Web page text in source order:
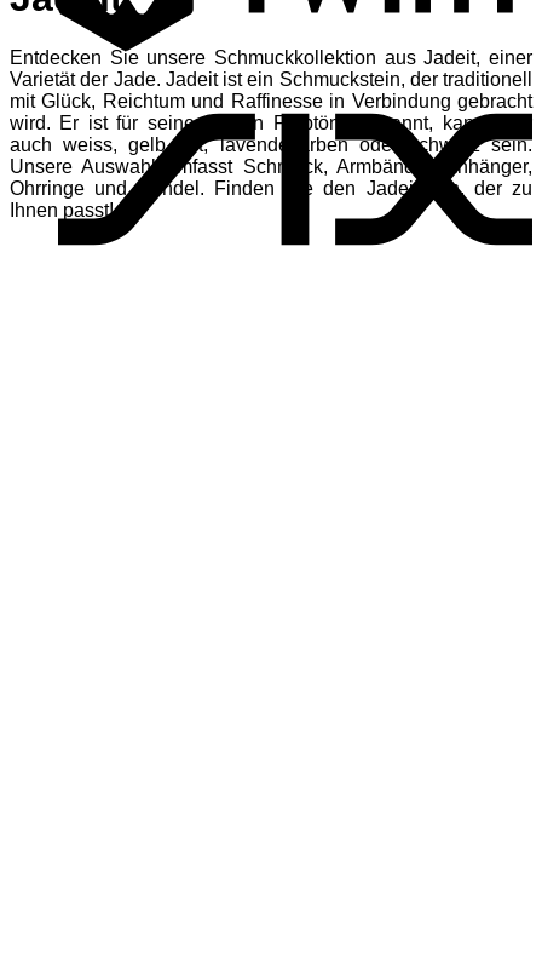
Entdecken Sie unsere Schmuckkollektion aus Jadeit, einer
Varietät der Jade. Jadeit ist ein Schmuckstein, der traditionell
mit Glück, Reichtum und Raffinesse in Verbindung gebracht
wird. Er ist für seine grünen Farbtöne bekannt, kann aber
auch weiss, gelb, rot, lavendelfarben oder schwarz sein.
Unsere Auswahl umfasst Schmuck, Armbänder, Anhänger,
Ohrringe und Pendel. Finden Sie den Jadeitstein, der zu
Ihnen passt!